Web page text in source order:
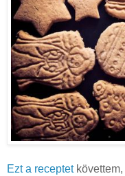
Ezt a receptetkövettem,